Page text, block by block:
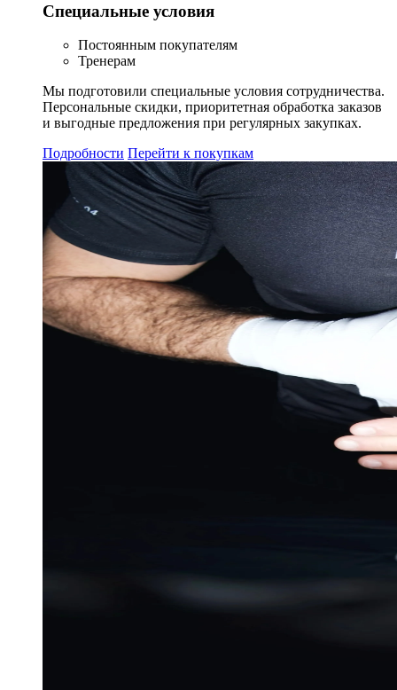
Специальные условия
Постоянным покупателям
Тренерам
Мы подготовили специальные условия сотрудничества.
Персональные скидки, приоритетная обработка заказов
и выгодные предложения при регулярных закупках.
Подробности Перейти к покупкам